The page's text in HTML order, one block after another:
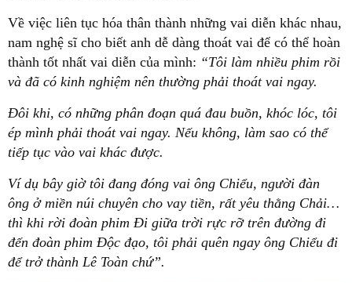
Về việc liên tục hóa thân thành những vai diễn khác nhau,
nam nghệ sĩ cho biết anh dễ dàng thoát vai để có thể hoàn
thành tốt nhất vai diễn của mình: “Tôi làm nhiều phim rồi
và đã có kinh nghiệm nên thường phải thoát vai ngay.
Đôi khi, có những phân đoạn quá đau buồn, khóc lóc, tôi
ép mình phải thoát vai ngay. Nếu không, làm sao có thể
tiếp tục vào vai khác được.
Ví dụ bây giờ tôi đang đóng vai ông Chiểu, người đàn
ông ở miền núi chuyên cho vay tiền, rất yêu thằng Chải…
thì khi rời đoàn phim Đi giữa trời rực rỡ trên đường đi
đến đoàn phim Độc đạo, tôi phải quên ngay ông Chiểu đi
để trở thành Lê Toàn chứ”.